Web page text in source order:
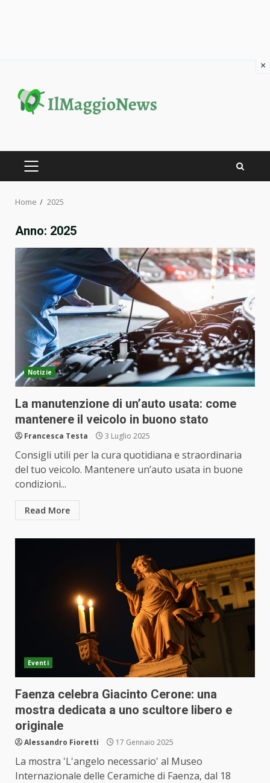
content
PRIMARY
Home 2025
Anno: 2025
Notizie
La manutenzione di un’auto usata: come
mantenere il veicolo in buono stato
Francesca Testa 3 Luglio 2025
Consigli utili per la cura quotidiana e straordinaria
del tuo veicolo. Mantenere un’auto usata in buone
condizioni...
Read More
Eventi
Faenza celebra Giacinto Cerone: una
mostra dedicata a uno scultore libero e
originale
Alessandro Fioretti 17 Gennaio 2025
La mostra 'L'angelo necessario' al Museo
Internazionale delle Ceramiche di Faenza, dal 18
×